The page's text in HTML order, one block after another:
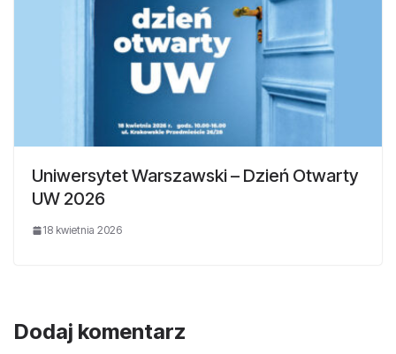
Uniwersytet Warszawski – Dzień Otwarty
UW 2026
18 kwietnia 2026
Dodaj komentarz